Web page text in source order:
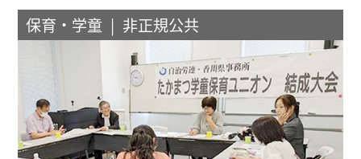
保育・学童 非正規公共